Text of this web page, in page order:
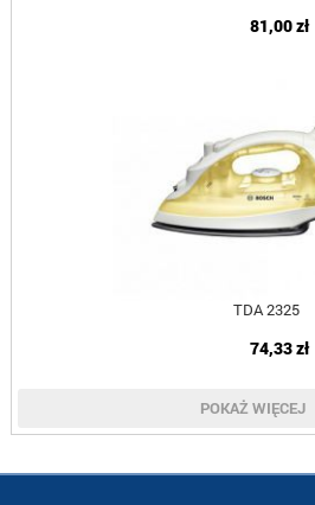
81,00 zł
TDA 2325
74,33 zł
POKAŻ WIĘCEJ